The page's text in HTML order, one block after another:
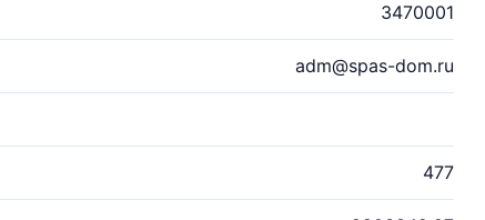
3470001
adm@spas-dom.ru
477